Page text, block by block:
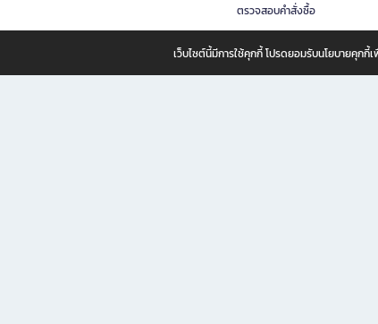
ตรวจสอบคำสั่งซื้อ
เว็บไซต์นี้มีการใช้คุกกี้ โปรดยอมรับนโยบายคุก